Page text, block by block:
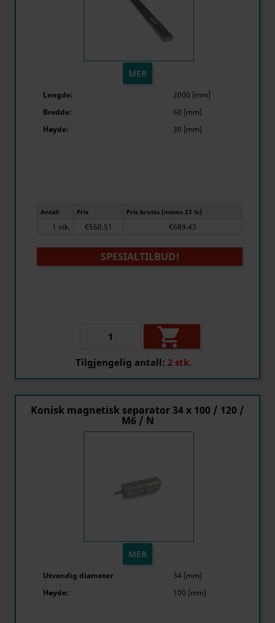
MER
Lengde:
2000 [mm]
Bredde:
60 [mm]
Høyde:
30 [mm]
Antall Pris Pris brutto (moms 23 %)
1 stk. €560.51 €689.43
SPESIALTILBUD!

Tilgjengelig antall: 2 stk.
Konisk magnetisk separator 34 x 100 / 120 /
M6 / N
MER
Utvendig diameter
34 [mm]
Høyde:
100 [mm]